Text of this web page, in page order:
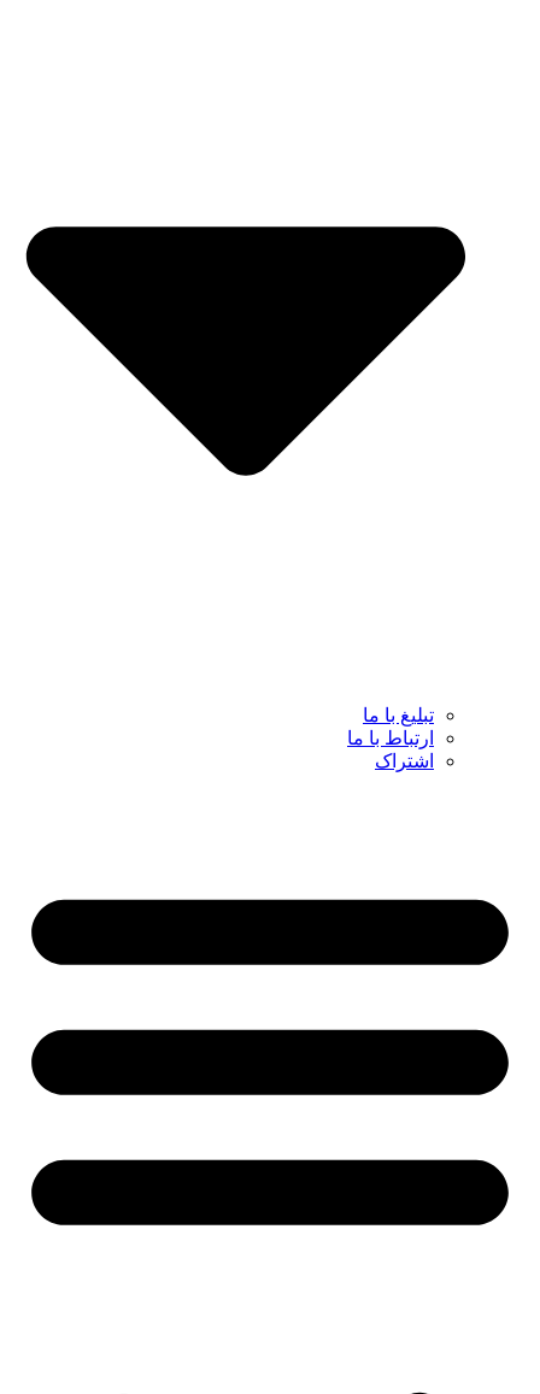
تبلیغ با ما
ارتباط با ما
اشتراک